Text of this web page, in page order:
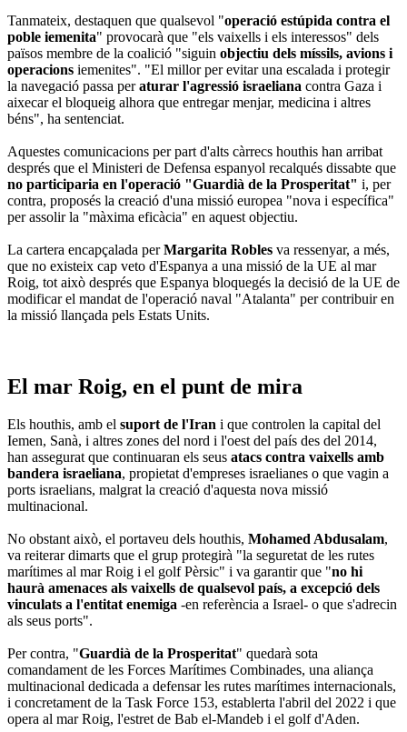
Tanmateix, destaquen que qualsevol "operació estúpida contra el
poble iemenita" provocarà que "els vaixells i els interessos" dels
països membre de la coalició "siguin objectiu dels míssils, avions i
operacions iemenites". "El millor per evitar una escalada i protegir
la navegació passa peraturar l'agressió israeliana contra Gaza i
aixecar el bloqueig alhora que entregar menjar, medicina i altres
béns", ha sentenciat.
Aquestes comunicacions per part d'alts càrrecs houthis han arribat
després que el Ministeri de Defensa espanyol recalqués dissabte que
no participaria en l'operació "Guardià de la Prosperitat" i, per
contra, proposés la creació d'una missió europea "nova i específica"
per assolir la "màxima eficàcia" en aquest objectiu.
La cartera encapçalada perMargarita Robles va ressenyar, a més,
que no existeix cap veto d'Espanya a una missió de la UE al mar
Roig, tot això després que Espanya bloquegés la decisió de la UE de
modificar el mandat de l'operació naval "Atalanta" per contribuir en
la missió llançada pels Estats Units.
El mar Roig, en el punt de mira
Els houthis, amb el suport de l'Iran i que controlen la capital del
Iemen, Sanà, i altres zones del nord i l'oest del país des del 2014,
han assegurat que continuaran els seus atacs contra vaixells amb
bandera israeliana, propietat d'empreses israelianes o que vagin a
ports israelians, malgrat la creació d'aquesta nova missió
multinacional.
No obstant això, el portaveu dels houthis, Mohamed Abdusalam,
va reiterar dimarts que el grup protegirà "la seguretat de les rutes
marítimes al mar Roig i el golf Pèrsic" i va garantir que "no hi
haurà amenaces als vaixells de qualsevol país, a excepció dels
vinculats a l'entitat enemiga -en referència a Israel- o que s'adrecin
als seus ports".
Per contra, "Guardià de la Prosperitat" quedarà sota
comandament de les Forces Marítimes Combinades, una aliança
multinacional dedicada a defensar les rutes marítimes internacionals,
i concretament de la Task Force 153, establerta l'abril del 2022 i que
opera al mar Roig, l'estret de Bab el-Mandeb i el golf d'Aden.